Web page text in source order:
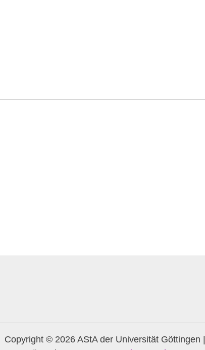
Copyright © 2026 AStA der Universität Göttingen |